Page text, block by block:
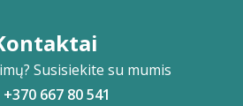
Susisiekite su mumis
+370 667 80 541